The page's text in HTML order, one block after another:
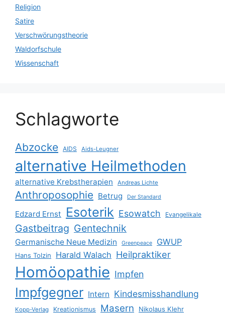
Religion
Satire
Verschwörungstheorie
Waldorfschule
Wissenschaft
Schlagworte
Abzocke AIDS Aids-Leugner
alternative Heilmethoden
alternative Krebstherapien Andreas Lichte
Anthroposophie Betrug Der Standard
Edzard Ernst Esoterik Esowatch Evangelikale
Gastbeitrag Gentechnik
Germanische Neue Medizin Greenpeace GWUP
Hans Tolzin Harald Walach Heilpraktiker
Homöopathie Impfen
Impfgegner Intern Kindesmisshandlung
Kopp-Verlag Kreationismus Masern Nikolaus Klehr